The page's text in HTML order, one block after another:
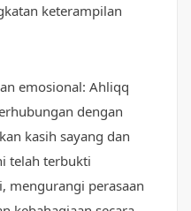
keterampilan
emosional: Ahliqq
dengan
kasih sayang dan
telah terbukti
mengurangi perasaan